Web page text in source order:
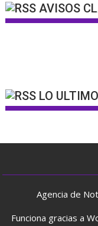
AVISOS
LO ULTIMO
Agencia de
Funciona gracias a